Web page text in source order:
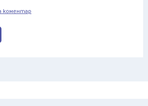
коментар